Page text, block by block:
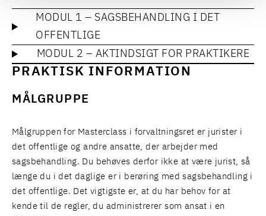
MODUL 1 – SAGSBEHANDLING I DET
OFFENTLIGE
MODUL 2 – AKTINDSIGT FOR PRAKTIKERE
PRAKTISK INFORMATION
MÅLGRUPPE
Målgruppen for Masterclass i forvaltningsret er jurister i
det offentlige og andre ansatte, der arbejder med
sagsbehandling. Du behøves derfor ikke at være jurist, så
længe du i det daglige er i berøring med sagsbehandling i
det offentlige. Det vigtigste er, at du har behov for at
kende til de regler, du administrerer som ansat i en